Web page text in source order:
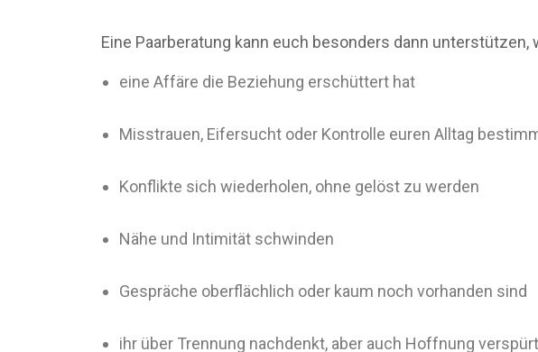
Eine Paarberatung kann euch besonders dann unterstützen,
eine Affäre die Beziehung erschüttert hat
Misstrauen, Eifersucht oder Kontrolle euren Alltag
Konflikte sich wiederholen, ohne gelöst zu werden
Nähe und Intimität schwinden
Gespräche oberflächlich oder kaum noch vorhanden sind
ihr über Trennung nachdenkt, aber auch Hoffnung verspürt